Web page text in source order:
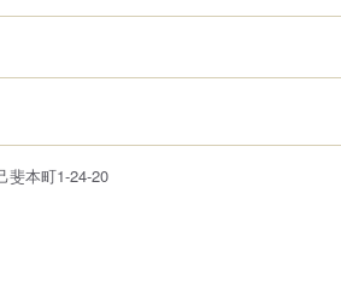
斐本町1-24-20